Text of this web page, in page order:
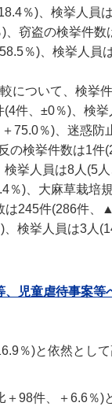
％)、検挙人員
窃盗の検挙件
％)、検挙人員
について、検挙
件、±0％)、検
75.0％)、迷惑防
の検挙件数は1
挙人員は8人(5
)、大麻草栽培
245件(286件、
検挙人員は3人
児童虐待事案等
％)と依然として
98件、＋6.6％